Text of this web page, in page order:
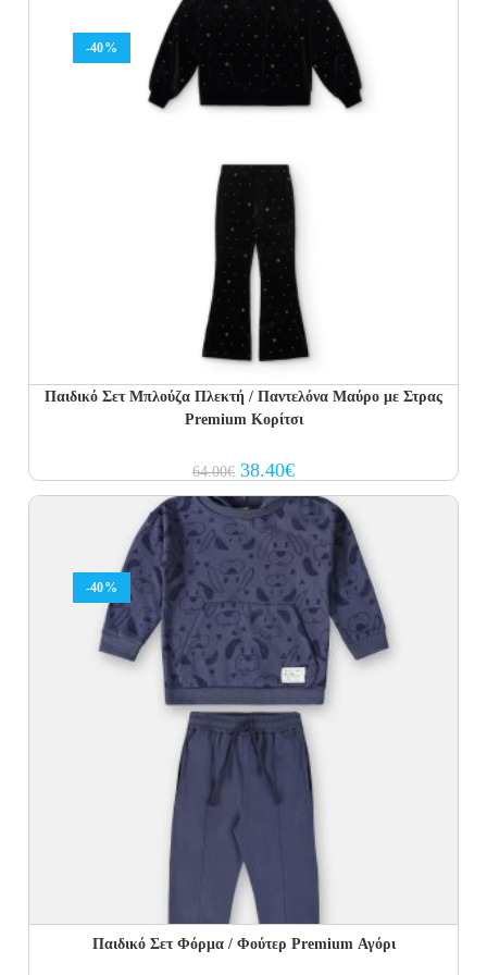
-40%
Παιδικό Σετ Μπλούζα Πλεκτή / Παντελόνα Μαύρο με Στρας
Premium Κορίτσι
64.00€ Original
price
was:
64.00€.
38.40€Current
price
is:
38.40€.
-40%
Παιδικό Σετ Φόρμα / Φούτερ Premium Αγόρι